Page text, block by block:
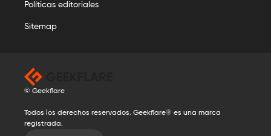
Políticas editoriales
Sitemap
© Geekflare
Todos los derechos reservados. Geekflare® es una marca
registrada.